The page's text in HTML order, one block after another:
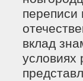
вклад
условиях